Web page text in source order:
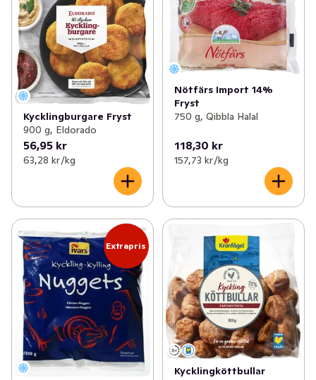
Kycklingburgare Fryst
900 g, Eldorado
56,95 kr
63,28 kr /kg
Nötfärs Import 14%
Fryst
750 g, Qibbla Halal
118,30 kr
157,73 kr /kg
Extrapris
Kycklingköttbullar